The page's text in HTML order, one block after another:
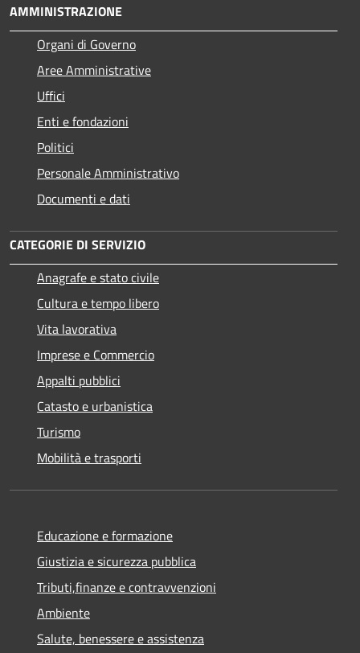
AMMINISTRAZIONE
Organi di Governo
Aree Amministrative
Uffici
Enti e fondazioni
Politici
Personale Amministrativo
Documenti e dati
CATEGORIE DI SERVIZIO
Anagrafe e stato civile
Cultura e tempo libero
Vita lavorativa
Imprese e Commercio
Appalti pubblici
Catasto e urbanistica
Turismo
Mobilità e trasporti
Educazione e formazione
Giustizia e sicurezza pubblica
Tributi,finanze e contravvenzioni
Ambiente
Salute, benessere e assistenza